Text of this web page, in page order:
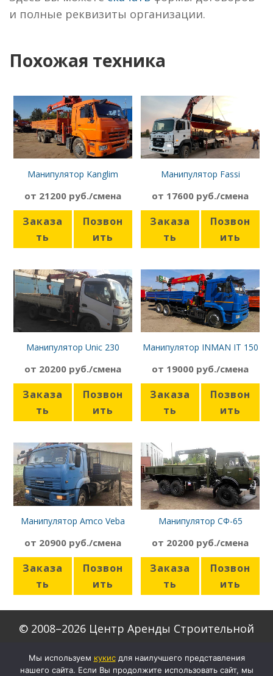
и полные реквизиты организации.
Похожая техника
Манипулятор Kanglim
от 21200 руб./смена
Заказа
ть
Позвон
ить
Манипулятор Fassi
от 17600 руб./смена
Заказа
ть
Позвон
ить
Манипулятор Unic 230
от 20200 руб./смена
Заказа
ть
Позвон
ить
Манипулятор INMAN IT 150
от 19000 руб./смена
Заказа
ть
Позвон
ить
Манипулятор Amco Veba
от 20900 руб./смена
Заказа
ть
Позвон
ить
Манипулятор СФ-65
от 20200 руб./смена
Заказа
ть
Позвон
ить
© 2008–2026 Центр Аренды Строительной
Скачать формы договоров
Мы используем кукиcдля наилучшего представления
нашего сайта. Если Вы продолжите использовать сайт, мы